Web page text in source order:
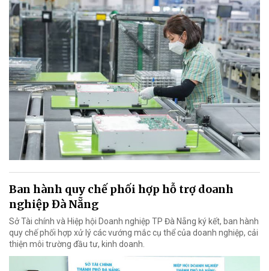
Ban hành quy chế phối hợp hỗ trợ doanh
nghiệp Đà Nẵng
Sở Tài chính và Hiệp hội Doanh nghiệp TP Đà Nẵng ký kết, ban hành
quy chế phối hợp xử lý các vướng mắc cụ thể của doanh nghiệp, cải
thiện môi trường đầu tư, kinh doanh.